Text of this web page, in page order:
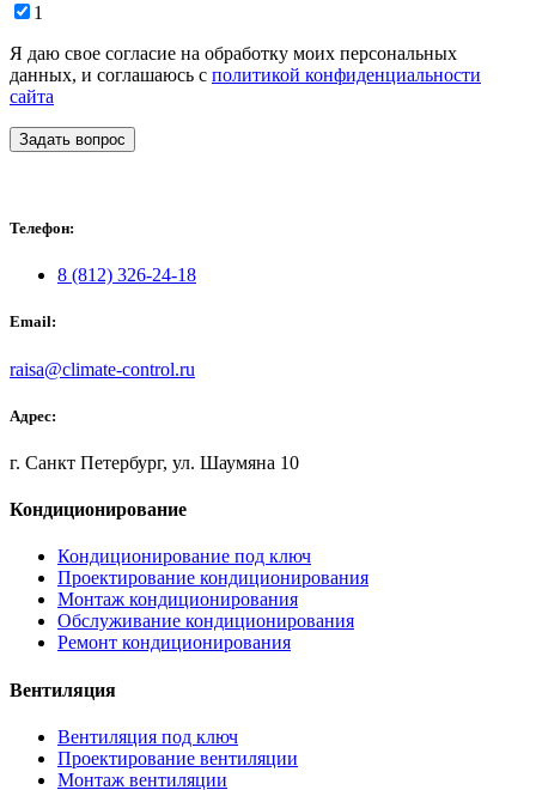
1
Я даю свое согласие на обработку моих персональных
данных, и соглашаюсь с политикой конфиденциальности
сайта
Задать вопрос
Телефон:
8 (812) 326-24-18
Email:
raisa@climate-control.ru
Адрес:
г. Санкт Петербург, ул. Шаумяна 10
Кондиционирование
Кондиционирование под ключ
Проектирование кондиционирования
Монтаж кондиционирования
Обслуживание кондиционирования
Ремонт кондиционирования
Вентиляция
Вентиляция под ключ
Проектирование вентиляции
Монтаж вентиляции